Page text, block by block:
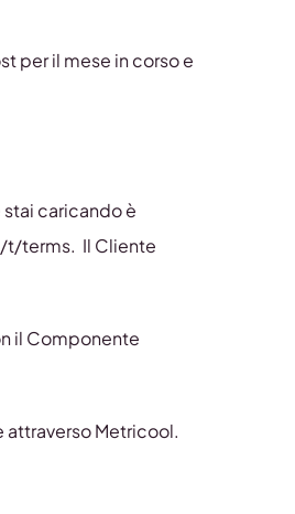
per il mese in corso e
caricando è
t/terms. Il Cliente
il Componente
Metricool.